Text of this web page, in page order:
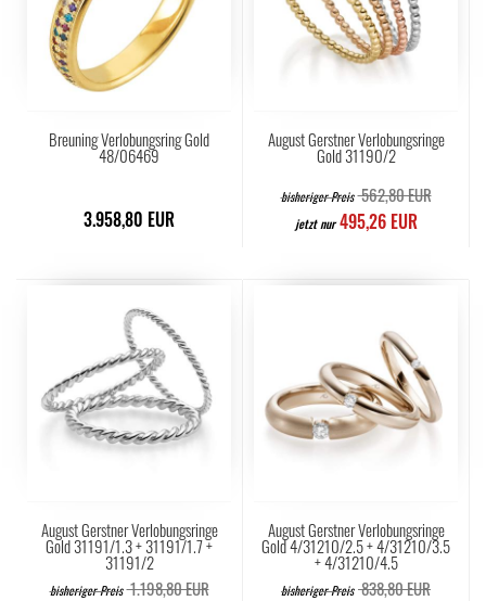
Breuning Verlobungsring Gold
48/06469
3.958,80 EUR
August Gerstner Verlobungsringe
Gold 31190/2
bisheriger Preis 562,80 EUR
jetzt nur 495,26 EUR
August Gerstner Verlobungsringe
Gold 31191/1.3 + 31191/1.7 +
31191/2
bisheriger Preis 1.198,80 EUR
August Gerstner Verlobungsringe
Gold 4/31210/2.5 + 4/31210/3.5
+ 4/31210/4.5
bisheriger Preis 838,80 EUR